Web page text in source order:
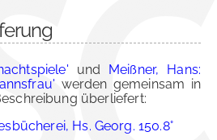
und Meißner, Hans:
werden gemeinsam in
überliefert:
Hs. Georg. 150.8°